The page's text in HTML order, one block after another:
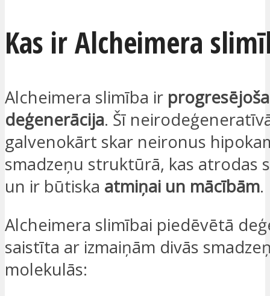
Kas ir Alcheimera
Alcheimera slimība ir
deģenerācija. Šī
galvenokārt skar neironus
smadzeņu struktūrā, kas atrodas
un ir būtiska atmiņai un mācībām.
Alcheimera slimībai piedēvētā
saistīta ar izmaiņām divās
molekulās: